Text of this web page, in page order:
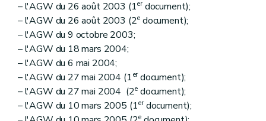
– l'AGW du 26 août 2003 (1erdocument);
– l'AGW du 26 août 2003 (2e document);
– l'AGW du 9 octobre 2003;
– l'AGW du 18 mars 2004;
– l'AGW du 6 mai 2004;
– l'AGW du 27 mai 2004 (1erdocument);
– l'AGW du 27 mai 2004 (2e document);
– l'AGW du 10 mars 2005 (1erdocument);
e